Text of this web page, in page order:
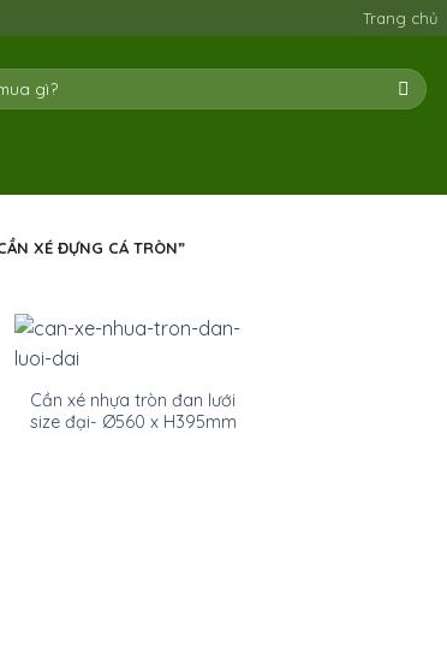
Trang chủ
XÉ ĐỰNG CÁ TRÒN”
Cần xé nhựa tròn đan lưới
size đại- Ø560 x H395mm